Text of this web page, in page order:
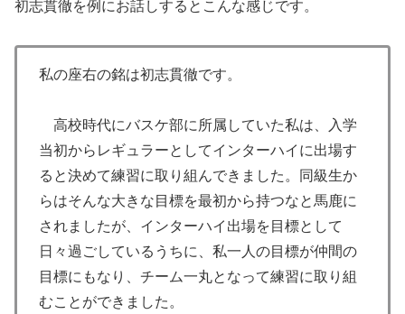
初志貫徹を例にお話しするとこんな感じです。
私の座右の銘は初志貫徹です。
高校時代にバスケ部に所属していた私は、入学
当初からレギュラーとしてインターハイに出場す
ると決めて練習に取り組んできました。同級生か
らはそんな大きな目標を最初から持つなと馬鹿に
されましたが、インターハイ出場を目標として
日々過ごしているうちに、私一人の目標が仲間の
目標にもなり、チーム一丸となって練習に取り組
むことができました。